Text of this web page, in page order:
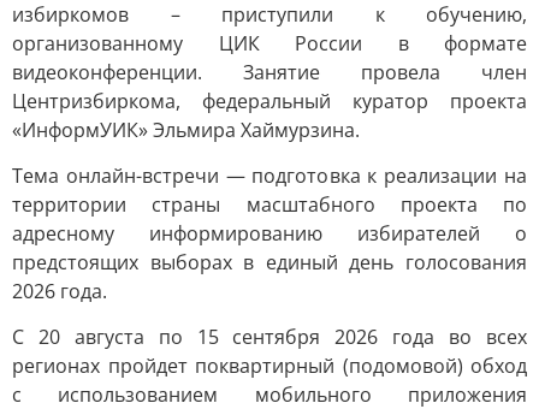
избиркомов – приступили к обучению,
организованному ЦИК России в формате
видеоконференции. Занятие провела член
Центризбиркома, федеральный куратор проекта
«ИнформУИК» Эльмира Хаймурзина.
Тема онлайн-встречи — подготовка к реализации на
территории страны масштабного проекта по
адресному информированию избирателей о
предстоящих выборах в единый день голосования
2026 года.
С 20 августа по 15 сентября 2026 года во всех
регионах пройдет поквартирный (подомовой) обход
с использованием мобильного приложения